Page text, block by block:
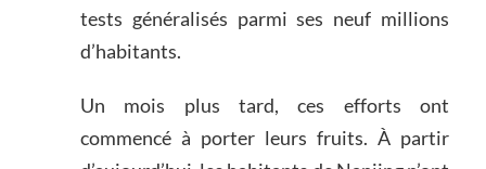
tests généralisés parmi ses neuf millions
d’habitants.
Un mois plus tard, ces efforts ont
commencé à porter leurs fruits. À partir